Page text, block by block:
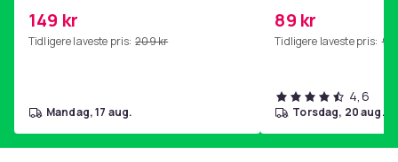
hjemmegymnastikk Purple
149 kr
Tidligere laveste pris: 209 kr
mandag, 17 aug.
89 kr
Tidligere laveste pris: 99
4,6
torsdag, 20 aug.